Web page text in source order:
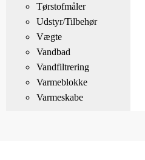
Tørstofmåler
Udstyr/Tilbehør
Vægte
Vandbad
Vandfiltrering
Varmeblokke
Varmeskabe